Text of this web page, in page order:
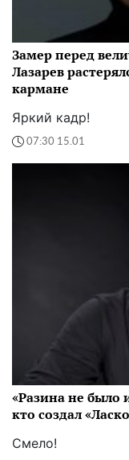
Замер перед
Лазарев
кармане
Яркий кадр!
07:30 15.01
«Разина не было
кто создал
Смело!